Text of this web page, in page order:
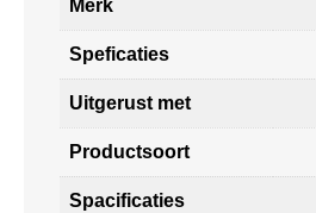
Merk
Speficaties
Uitgerust met
Productsoort
Spacificaties